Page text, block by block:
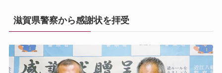
滋賀県警察から感謝状を拝受